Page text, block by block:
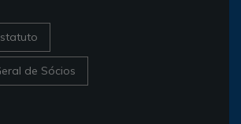
de Sócios